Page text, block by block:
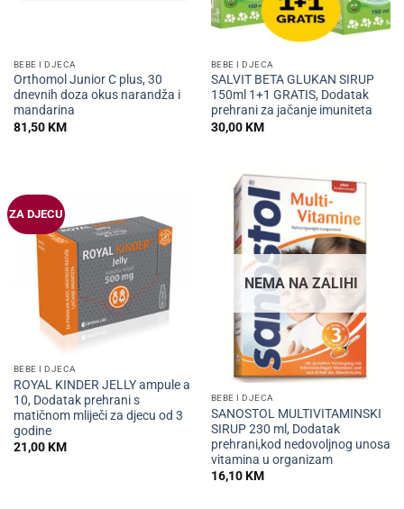
BEBE I DJECA
Orthomol Junior C plus, 30
dnevnih doza okus narandža i
mandarina
81,50KM
BEBE I DJECA
SALVIT BETA GLUKAN SIRUP
150ml 1+1 GRATIS, Dodatak
prehrani za jačanje imuniteta
30,00KM
ZA DJECU
BEBE I DJECA
ROYAL KINDER JELLY ampule a
10, Dodatak prehrani s
matičnom mliječi za djecu od 3
godine
21,00KM
NEMA NA ZALIHI
BEBE I DJECA
SANOSTOL MULTIVITAMINSKI
SIRUP 230 ml, Dodatak
prehrani,kod nedovoljnog unosa
vitamina u organizam
16,10KM